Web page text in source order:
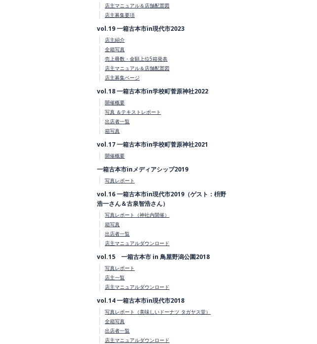
店主マニュアル＆店舗配置図
店主募集要項
vol.19 一箱古本市in現代市2023
店主紹介
全箱写真
売上冊数・金額上位5箱発表
店主マニュアル＆店舗配置図
店主募集ページ
vol.18 一箱古本市in学校町菅原神社2022
開催概要
写真 ＆テキストレポート
出店者一覧
箱写真
vol.17 一箱古本市in学校町菅原神社2021
開催概要
一箱古本市inメディアシップ2019
写真レポート
vol.16 一箱古本市in現代市2019（ゲスト：枡野
浩一さん＆古泉智浩さん）
写真レポート（神社内開催）
箱写真
出店者一覧
店主マニュアルダウンロード
vol.15 一箱古本市 in 鳥屋野潟公園2018
写真レポート
店主一覧
店主マニュアルダウンロード
vol.14 一箱古本市in現代市2018
写真レポート（美味しいドーナツ タガヤス堂）
全箱写真
出店者一覧
店主マニュアルダウンロード